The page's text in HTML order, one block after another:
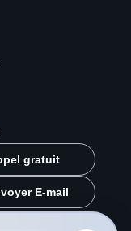
gratuit
E-mail